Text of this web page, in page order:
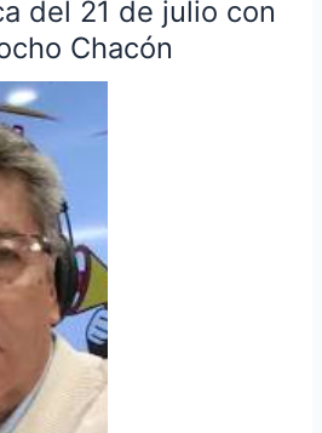
del 21 de julio con
Chacón